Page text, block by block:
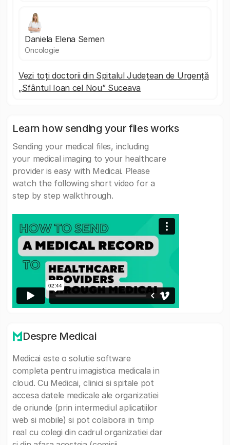
Daniela Elena Semen
Oncologie
Vezi toți doctorii din Spitalul Județean de Urgență
„Sfântul Ioan cel Nou” Suceava
Learn how sending your files works
Sending your medical files, including
your medical imaging to your healthcare
provider is easy with Medicai. Please
watch the following short video for a
step by step walkthrough.
Despre Medicai
Medicai este o solutie software
completa pentru imagistica medicala in
cloud. Cu Medicai, clinici si spitale pot
accesa datele medicale ale organizatiei
de oriunde (prin intermediul aplicatiilor
web si mobile) si pot colabora in timp
real cu colegi din cadrul organizatiei dar